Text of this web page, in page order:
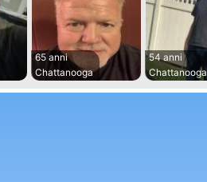
65 anni
Chattanooga
54 anni
Chattanooga